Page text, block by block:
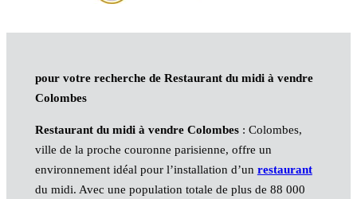
pour votre recherche de Restaurant du midi à vendre
Colombes
Restaurant du midi à vendre Colombes: Colombes,
ville de la proche couronne parisienne, offre un
environnement idéal pour l’installation d’un restaurant
du midi. Avec une population totale de plus de 88 000